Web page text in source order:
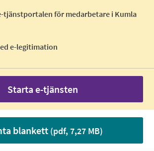
tjänstportalen för medarbetare i Kumla
e-legitimation
Starta e-tjänsten
blankett (pdf, 7,27 MB)